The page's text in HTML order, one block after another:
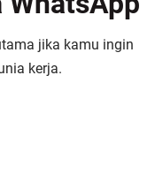
jika kamu ingin
kerja.